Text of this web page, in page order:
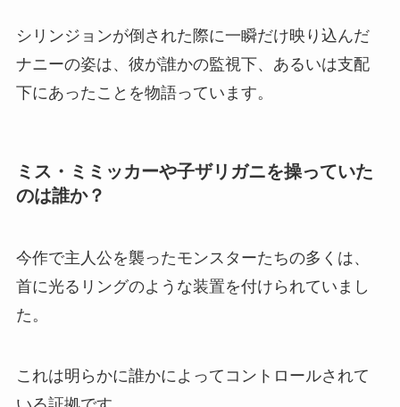
シリンジョンが倒された際に一瞬だけ映り込んだ
ナニーの姿は、彼が誰かの監視下、あるいは支配
下にあったことを物語っています。
ミス・ミミッカーや子ザリガニを操っていた
のは誰か？
今作で主人公を襲ったモンスターたちの多くは、
首に光るリングのような装置を付けられていまし
た。
これは明らかに誰かによってコントロールされて